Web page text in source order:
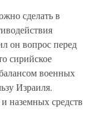
сделать в
он вопрос перед
сирийское
военных
Израиля.
наземных средств